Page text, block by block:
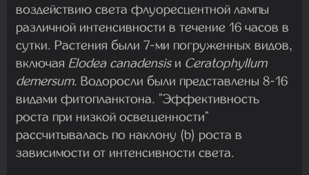
воздействию света флуоресцентной лампы
различной интенсивности в течение 16 часов в
сутки. Растения были 7-ми погруженных видов,
включая Elodea canadensisи Ceratophyllum
demersum. Водоросли были представлены 8-16
видами фитопланктона. "Эффективность
роста при низкой освещенности"
рассчитывалась по наклону (b) роста в
зависимости от интенсивности света.